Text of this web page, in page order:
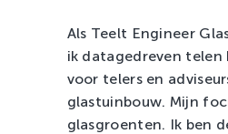
Als Teelt Engineer
ik datagedreven telen
voor telers en
glastuinbouw. Mijn
glasgroenten. Ik ben